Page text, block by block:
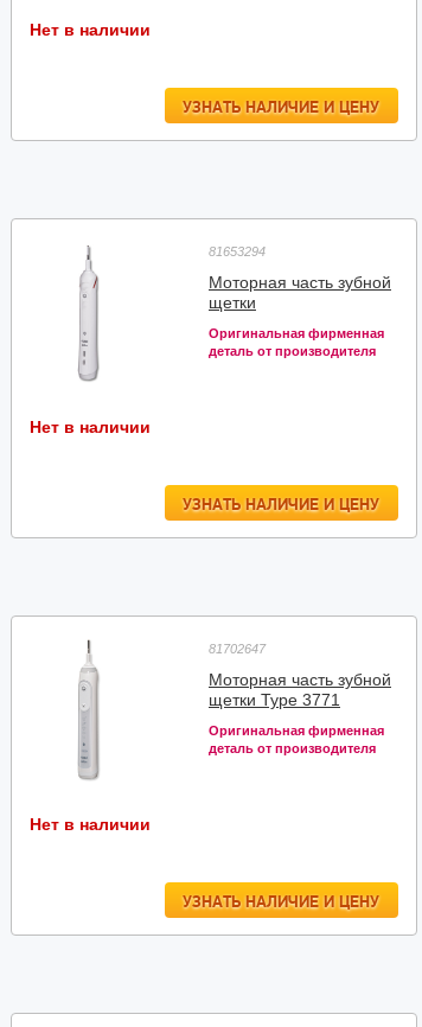
УЗНАТЬ НАЛИЧИЕ И ЦЕНУ
Нет в наличии
81653294
Моторная часть зубной
щетки
Оригинальная фирменная
деталь от производителя
УЗНАТЬ НАЛИЧИЕ И ЦЕНУ
Нет в наличии
81702647
Моторная часть зубной
щетки Type 3771
Оригинальная фирменная
деталь от производителя
УЗНАТЬ НАЛИЧИЕ И ЦЕНУ
Нет в наличии